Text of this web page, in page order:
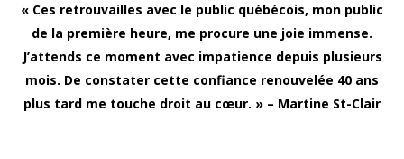
« Ces retrouvailles avec le public québécois, mon public
de la première heure, me procure une joie immense.
J’attends ce moment avec impatience depuis plusieurs
mois. De constater cette confiance renouvelée 40 ans
plus tard me touche droit au cœur. » – Martine St-Clair